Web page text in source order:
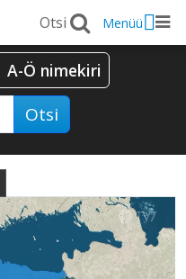
Menüü
A-Ö nimekiri
Otsi